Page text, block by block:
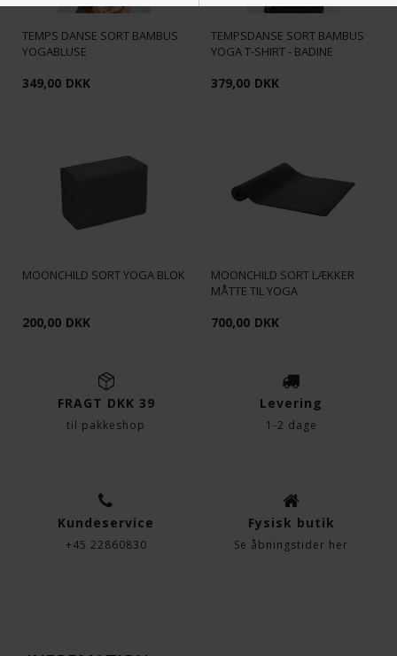
Nødvendige Markedsføring
TEMPS DANSE SORT BAMBUS
YOGABLUSE
349,00 DKK
TEMPSDANSE SORT BAMBUS
YOGA T-SHIRT - BADINE
379,00 DKK
MOONCHILD SORT YOGA BLOK
200,00 DKK
MOONCHILD SORT LÆKKER
MÅTTE TIL YOGA
700,00 DKK
FRAGT DKK 39
til pakkeshop
Levering
1-2 dage
Kundeservice
+45 22860830
Fysisk butik
Se åbningstider her